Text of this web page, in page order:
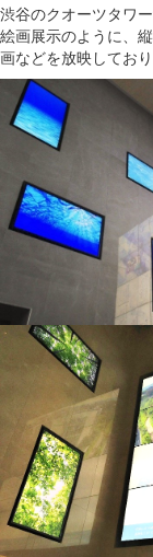
渋谷のクオーツタワ
絵画展示のように、
画などを放映してお